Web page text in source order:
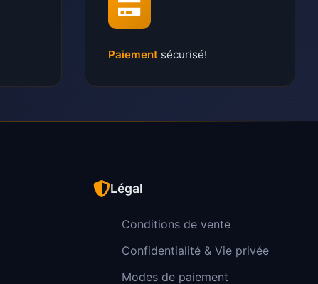
Paiement sécurisé!
Légal
Conditions de vente
Confidentialité & Vie privée
Modes de paiement